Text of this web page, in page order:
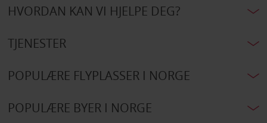
HVORDAN KAN VI HJELPE DEG?
TJENESTER
POPULÆRE FLYPLASSER I NORGE
POPULÆRE BYER I NORGE